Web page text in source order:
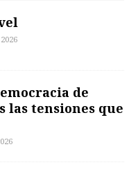
de
las tensiones que